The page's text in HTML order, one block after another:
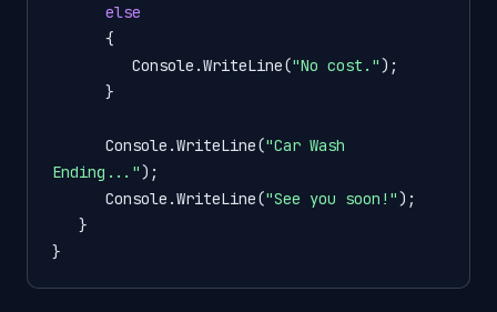
else
         Console.WriteLine(
"No cost.");
      Console.WriteLine(
"Car Wash
Ending...");
      Console.WriteLine(
"See you soon!");
}